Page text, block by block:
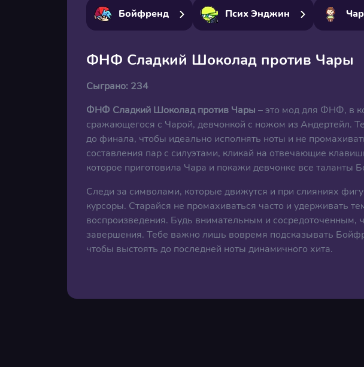
Бойфренд Псих Энджин
ФНФ Сладкий Шоколад против Чары
Сыграно: 234
ФНФ Сладкий Шоколад против Чары – это мод для ФНФ, в
сражающегося с Чарой, девчонкой с ножом из Андертейл.
до финала, чтобы идеально исполнять ноты и не
составления пар с силуэтами, кликай на отвечающие
которое приготовила Чара и покажи девчонке все таланты
Следи за символами, которые движутся и при слияниях
курсоры. Старайся не промахиваться часто и удерживать
воспроизведения. Будь внимательным и сосредоточенным,
завершения. Тебе важно лишь вовремя подсказывать
чтобы выстоять до последней ноты динамичного хита.